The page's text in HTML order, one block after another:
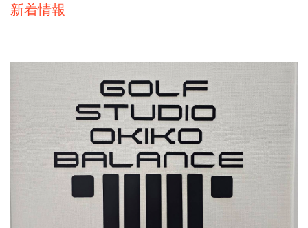
新着情報